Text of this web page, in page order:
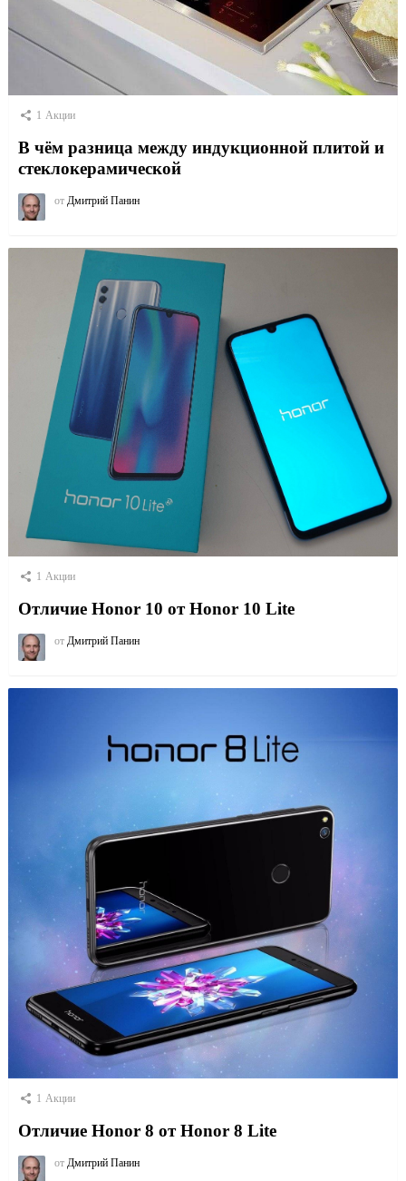
1 Акции
В чём разница между индукционной плитой и
стеклокерамической
от Дмитрий Панин
1 Акции
Отличие Honor 10 от Honor 10 Lite
от Дмитрий Панин
1 Акции
Отличие Honor 8 от Honor 8 Lite
от Дмитрий Панин